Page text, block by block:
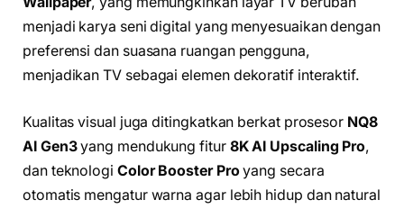
menjadi karya seni digital yang menyesuaikan dengan
preferensi dan suasana ruangan pengguna,
menjadikan TV sebagai elemen dekoratif interaktif.
Kualitas visual juga ditingkatkan berkat prosesor NQ8
AI Gen3yang mendukung fitur 8K AI Upscaling Pro,
dan teknologi Color Booster Proyang secara
otomatis mengatur warna agar lebih hidup dan natural